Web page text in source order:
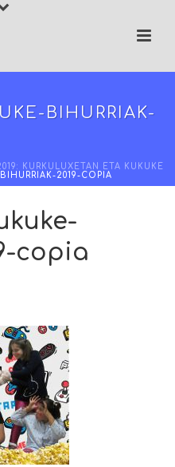
BIHURRIAK-
KURKULUXETAN ETA KUKUKE
2019-COPIA
copia